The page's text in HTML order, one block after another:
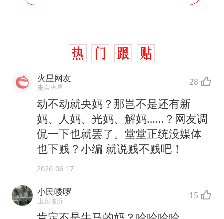
火星网友
来自火星 28
动不动就央妈？那岂不是还有新
妈、人妈、光妈、解妈……？网友调
侃一下也就罢了。堂堂正统没媒体
也下贱？小编 就说贱不贱吧！
2026-06-17
小民喽啰
山东临沂 15